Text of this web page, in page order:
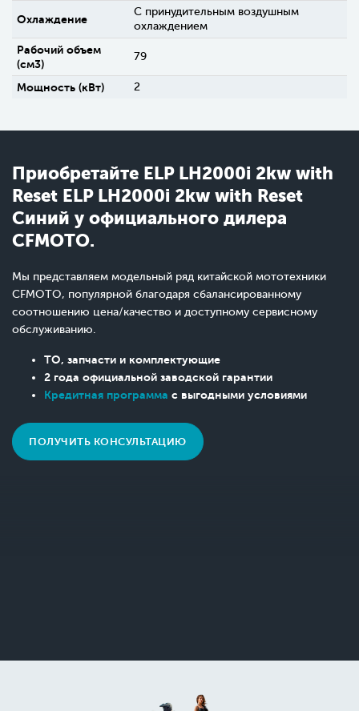
Охлаждение
С принудительным воздушным
охлаждением
Рабочий объем
(см3)
79
Мощность (кВт) 2
Приобретайте ELP LH2000i 2kw with
Reset ELP LH2000i 2kw with Reset
Синий у официального дилера
CFMOTO.
Мы представляем модельный ряд китайской мототехники
CFMOTO, популярной благодаря сбалансированному
соотношению цена/качество и доступному сервисному
обслуживанию.
ТО, запчасти и комплектующие
2 года официальной заводской гарантии
Кредитная программа с выгодными условиями
ПОЛУЧИТЬ КОНСУЛЬТАЦИЮ